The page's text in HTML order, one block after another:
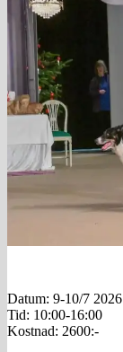
Datum: 9-10/7 2026
Tid: 10:00-16:00
Kostnad: 2600:-